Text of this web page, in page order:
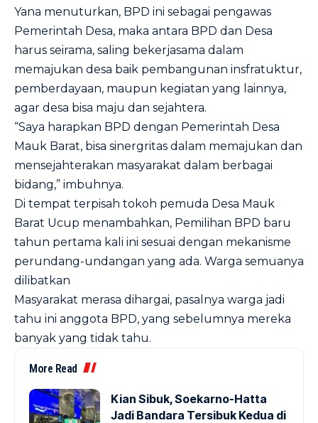
Yana menuturkan, BPD ini sebagai pengawas
Pemerintah Desa, maka antara BPD dan Desa
harus seirama, saling bekerjasama dalam
memajukan desa baik pembangunan insfratuktur,
pemberdayaan, maupun kegiatan yang lainnya,
agar desa bisa maju dan sejahtera.
“Saya harapkan BPD dengan Pemerintah Desa
Mauk Barat, bisa sinergritas dalam memajukan dan
mensejahterakan masyarakat dalam berbagai
bidang,” imbuhnya.
Di tempat terpisah tokoh pemuda Desa Mauk
Barat Ucup menambahkan, Pemilihan BPD baru
tahun pertama kali ini sesuai dengan mekanisme
perundang-undangan yang ada. Warga semuanya
dilibatkan
Masyarakat merasa dihargai, pasalnya warga jadi
tahu ini anggota BPD, yang sebelumnya mereka
banyak yang tidak tahu.
More Read
Kian Sibuk, Soekarno-Hatta
Jadi Bandara Tersibuk Kedua di